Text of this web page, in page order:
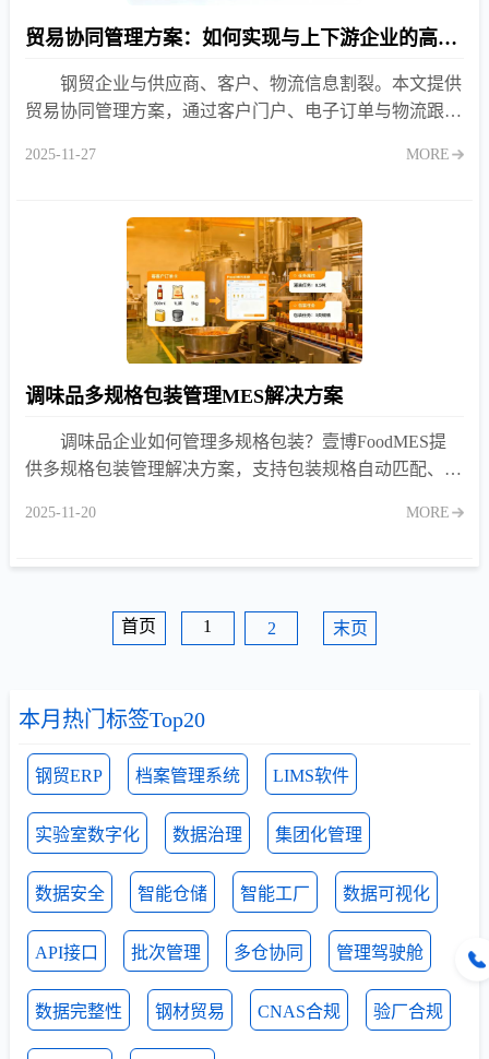
贸易协同管理方案：如何实现与上下游企业的高效对接？
钢贸企业与供应商、客户、物流信息割裂。本文提供
贸易协同管理方案，通过客户门户、电子订单与物流跟
本。
2025-11-27 MORE
调味品多规格包装管理MES解决方案
调味品企业如何管理多规格包装？壹博FoodMES提
供多规格包装管理解决方案，支持包装规格自动匹配、标
2025-11-20 MORE
本月热门标签Top20
钢贸ERP 档案管理系统 LIMS软件
实验室数字化 数据治理 集团化管理
数据安全 智能仓储 智能工厂 数据可视化
API接口 批次管理 多仓协同 管理驾驶舱
数据完整性 钢材贸易 CNAS合规 验厂合规
首页 1 2 末页